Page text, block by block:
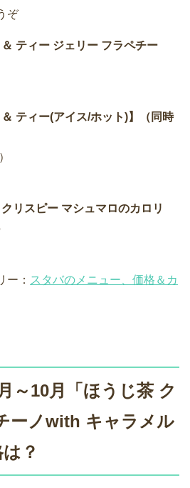
ぞ
＆ ティー ジェリー フラペチー
＆ ティー(アイス/ホット)】（同時
リスピー マシュマロのカロリ
ー： スタバのメニュー、価格＆カ
～10月「ほうじ茶 ク
ーノwith キャラメル
？